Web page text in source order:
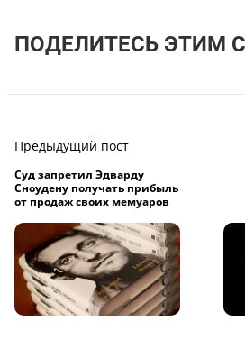
ПОДЕЛИТЕСЬ ЭТИМ
Предыдущий пост
Суд запретил Эдварду
Сноудену получать прибыль
от продаж своих мемуаров